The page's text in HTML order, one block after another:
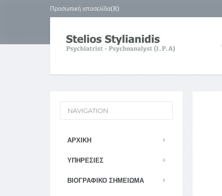
Προσωπική ιστοσελίδα(R)
NAVIGATION
ΑΡΧΙΚΉ
ΥΠΗΡΕΣΊΕΣ
ΒΙΟΓΡΑΦΙΚΌ ΣΗΜΕΊΩΜΑ